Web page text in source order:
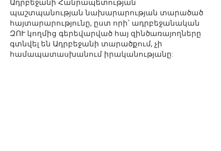
Ադրբեջանի Հանրապետության
պաշտպանության նախարարության տարածած
հայտարարությունը, ըստ որի՝ ադրբեջանական
ԶՈՒ կողմից գերեվարված հայ զինծառայողները
գտնվել են Ադրբեջանի տարածքում, չի
համապատասխանում իրականությանը: